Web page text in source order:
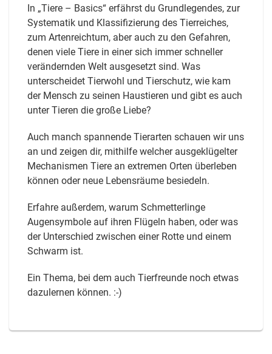
In „Tiere – Basics“ erfährst du Grundlegendes, zur
Systematik und Klassifizierung des Tierreiches,
zum Artenreichtum, aber auch zu den Gefahren,
denen viele Tiere in einer sich immer schneller
verändernden Welt ausgesetzt sind. Was
unterscheidet Tierwohl und Tierschutz, wie kam
der Mensch zu seinen Haustieren und gibt es auch
unter Tieren die große Liebe?
Auch manch spannende Tierarten schauen wir uns
an und zeigen dir, mithilfe welcher ausgeklügelter
Mechanismen Tiere an extremen Orten überleben
können oder neue Lebensräume besiedeln.
Erfahre außerdem, warum Schmetterlinge
Augensymbole auf ihren Flügeln haben, oder was
der Unterschied zwischen einer Rotte und einem
Schwarm ist.
Ein Thema, bei dem auch Tierfreunde noch etwas
dazulernen können. :-)